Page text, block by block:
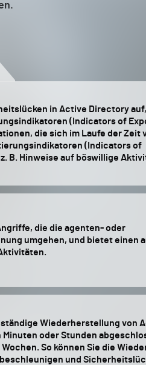
in Active Directory auf,
(Indicators of
die sich im Laufe der Zeit
(Indicators of
B. Hinweise auf böswillige
die die agenten- oder
umgehen, und bietet einen
Wiederherstellung von
oder Stunden
So können Sie die
und